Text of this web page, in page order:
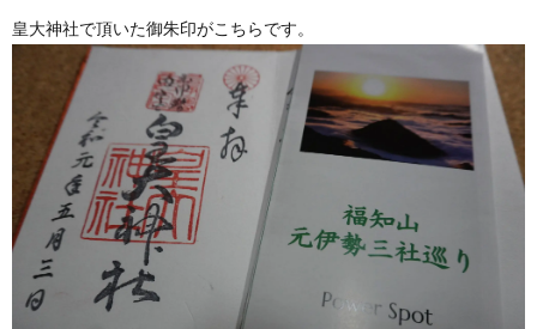
皇大神社で頂いた御朱印がこちらです。